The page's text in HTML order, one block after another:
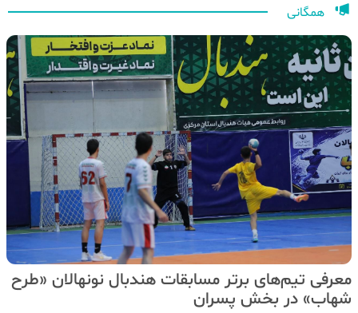
همگانی
معرفی تیم‌های برتر مسابقات هندبال نونهالان «طرح
شهاب» در بخش پسران